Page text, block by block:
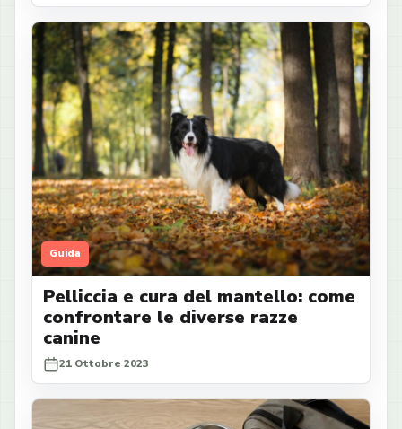
Guida
Pelliccia e cura del mantello: come
confrontare le diverse razze
canine
21 Ottobre 2023